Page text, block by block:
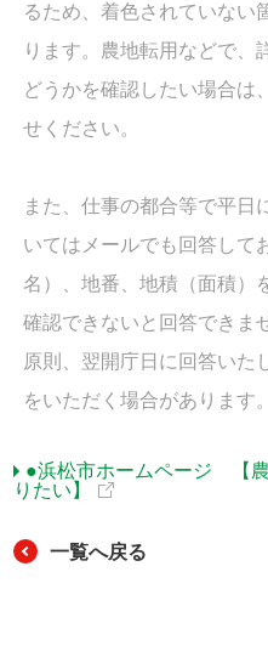
るため、着色されていない
ります。農地転用などで、
どうかを確認したい場合は
せください。
また、仕事の都合等で平日
いてはメールでも回答して
名）、地番、地積（面積）
確認できないと回答できま
原則、翌開庁日に回答いた
をいただく場合があります。
●浜松市ホームページ 【
りたい】
一覧へ戻る